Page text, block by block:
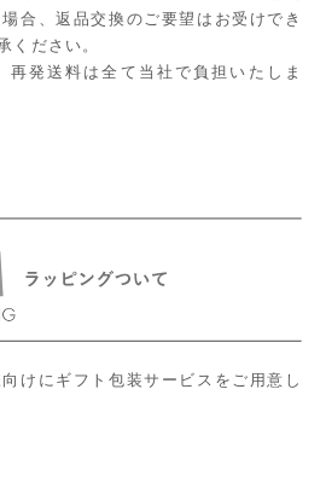
合、返品交換のご要望はお受けでき
ください。
再発送料は全て当社で負担いたしま
けにギフト包装サービスをご用意し